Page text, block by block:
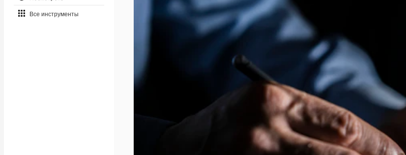
Все инструменты